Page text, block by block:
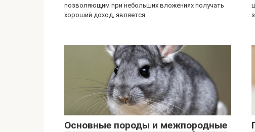
позволяющим при небольших вложениях получать
хороший доход, является
Основные породы и межпородные